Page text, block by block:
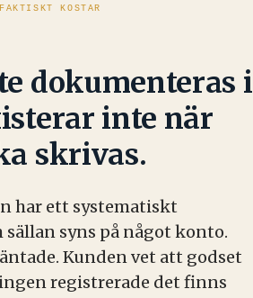
KOSTAR
dokumenteras i
inte när
skrivas.
har ett systematiskt
syns på något konto.
Kunden vet att godset
registrerade det finns